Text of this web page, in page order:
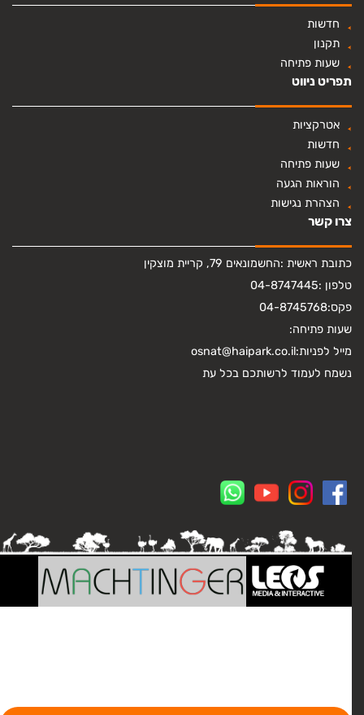
חדשות
תקנון
שעות פתיחה
תפריט ניווט
אטרקציות
חדשות
שעות פתיחה
הוראות הגעה
הצהרת נגישות
צרו קשר
כתובת ראשית :החשמונאים 79, קריית מוצקין
טלפון :04-8747445
פקס:04-8745768
שעות פתיחה:
מייל לפניות:osnat@haipark.co.il
נשמח לעמוד לרשותכם בכל עת